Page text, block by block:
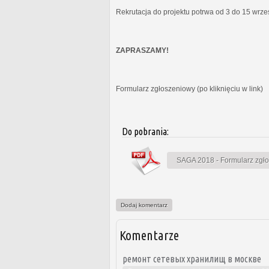
Rekrutacja do projektu potrwa od 3 do 15
ZAPRASZAMY!
Formularz zgłoszeniowy (po kliknięciu w link)
Do pobrania:
SAGA 2018 - Formularz
Dodaj komentarz
Komentarze
ремонт сетевых хранилищ в москве